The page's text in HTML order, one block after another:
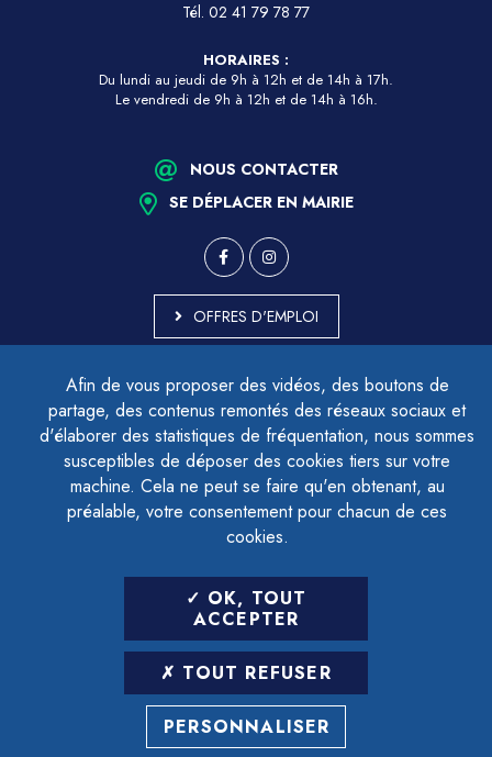
Afin de vous proposer des vidéos, des boutons de
partage, des contenus remontés des réseaux sociaux et
d'élaborer des statistiques de fréquentation, nous sommes
susceptibles de déposer des cookies tiers sur votre
machine. Cela ne peut se faire qu'en obtenant, au
préalable, votre consentement pour chacun de ces
cookies.
OK, TOUT
ACCEPTER
TOUT REFUSER
PERSONNALISER
Tél. 02 41 79 78 77
HORAIRES :
Du lundi au jeudi de 9h à 12h et de 14h à 17h.
Le vendredi de 9h à 12h et de 14h à 16h.
NOUS CONTACTER
SE DÉPLACER EN MAIRIE
OFFRES D'EMPLOI
ACCESSIBILITÉ - PARTIELLEMENT CONFORME
PLAN DU SITE
MENTIONS LÉGALES
CONTACTER LE DÉLÉGUÉ À LA PROTECTION DES DONNÉES
GESTION DES COOKIES
LETTRE D'INFORMATION
SAISIR VOTRE ADRESSE E-MAIL
POUR VOUS INSCRIRE :
ARCHIVES DÉSINSCRIPTION